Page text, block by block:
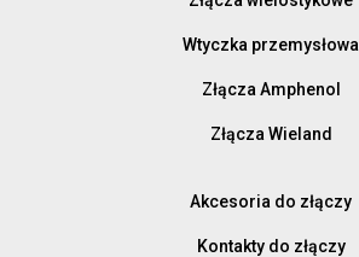
Wtyczka przemysłowa
Złącza Amphenol
Złącza Wieland
Akcesoria do złączy
Kontakty do złączy